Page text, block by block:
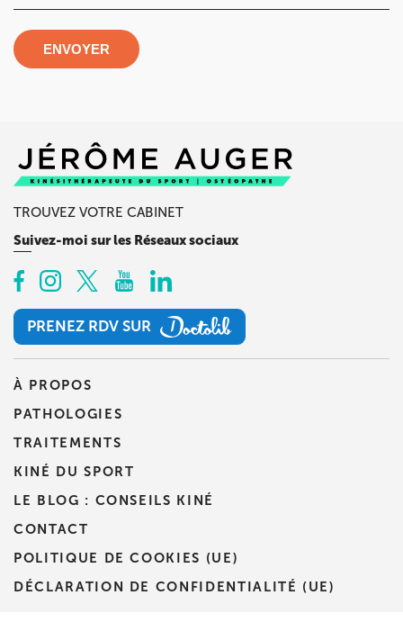
ENVOYER
TROUVEZ VOTRE CABINET
Suivez-moi sur les Réseaux sociaux
PRENEZ RDV SUR
PRENEZ RDV SUR
À PROPOS
PATHOLOGIES
TRAITEMENTS
KINÉ DU SPORT
LE BLOG : CONSEILS KINÉ
CONTACT
POLITIQUE DE COOKIES (UE)
DÉCLARATION DE CONFIDENTIALITÉ (UE)